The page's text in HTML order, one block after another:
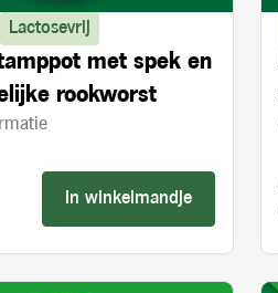
Lactosevrij
met spek en
rookworst
In winkelmandje